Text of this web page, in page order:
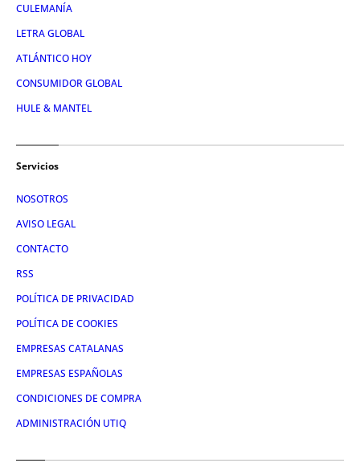
CULEMANÍA
LETRA GLOBAL
ATLÁNTICO HOY
CONSUMIDOR GLOBAL
HULE & MANTEL
Servicios
NOSOTROS
AVISO LEGAL
CONTACTO
RSS
POLÍTICA DE PRIVACIDAD
POLÍTICA DE COOKIES
EMPRESAS CATALANAS
EMPRESAS ESPAÑOLAS
CONDICIONES DE COMPRA
ADMINISTRACIÓN UTIQ